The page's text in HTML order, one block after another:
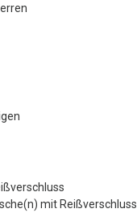
mit Reißverschluss